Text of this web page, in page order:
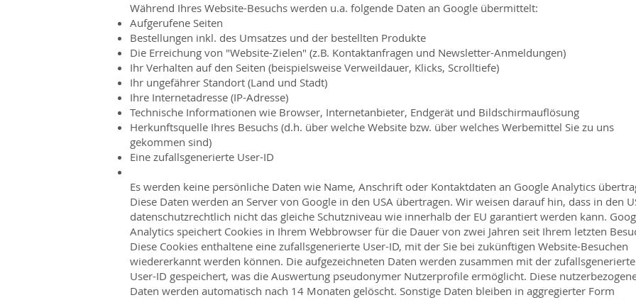
Während Ihres Website-Besuchs werden u.a. folgende Daten an Google übermittelt:
Aufgerufene Seiten
Bestellungen inkl. des Umsatzes und der bestellten Produkte
Die Erreichung von "Website-Zielen" (z.B. Kontaktanfragen und Newsletter-Anmeldungen)
Ihr Verhalten auf den Seiten (beispielsweise Verweildauer, Klicks, Scrolltiefe)
Ihr ungefährer Standort (Land und Stadt)
Ihre Internetadresse (IP-Adresse)
Technische Informationen wie Browser, Internetanbieter, Endgerät und Bildschirmauflösung
Herkunftsquelle Ihres Besuchs (d.h. über welche Website bzw. über welches Werbemittel Sie zu uns
gekommen sind)
Eine zufallsgenerierte User-ID
Es werden keine persönliche Daten wie Name, Anschrift oder Kontaktdaten an Google Analytics
Diese Daten werden an Server von Google in den USA übertragen. Wir weisen darauf hin, dass in den
datenschutzrechtlich nicht das gleiche Schutzniveau wie innerhalb der EU garantiert werden kann.
Analytics speichert Cookies in Ihrem Webbrowser für die Dauer von zwei Jahren seit Ihrem letzten
Diese Cookies enthaltene eine zufallsgenerierte User-ID, mit der Sie bei zukünftigen Website-Besuchen
wiedererkannt werden können. Die aufgezeichneten Daten werden zusammen mit der
User-ID gespeichert, was die Auswertung pseudonymer Nutzerprofile ermöglicht. Diese
Daten werden automatisch nach 14 Monaten gelöscht. Sonstige Daten bleiben in aggregierter Form